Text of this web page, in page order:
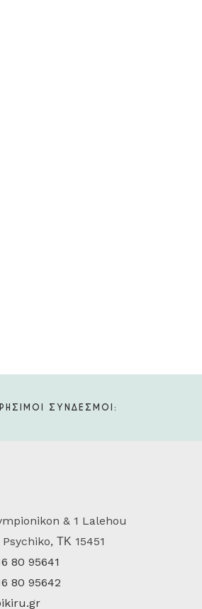
ΣΥΝΔΕΣΜΟΙ:
& 1 Lalehou
ΤΚ 15451
80 95641
80 95642